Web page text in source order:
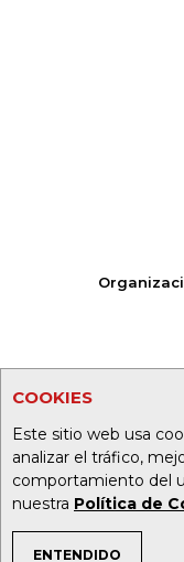
COOKIES
Este sitio web usa
analizar el tráfico,
comportamiento del
nuestra Política de
ENTENDIDO